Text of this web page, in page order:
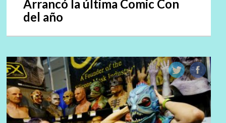
Arrancó la última Comic Con
del año